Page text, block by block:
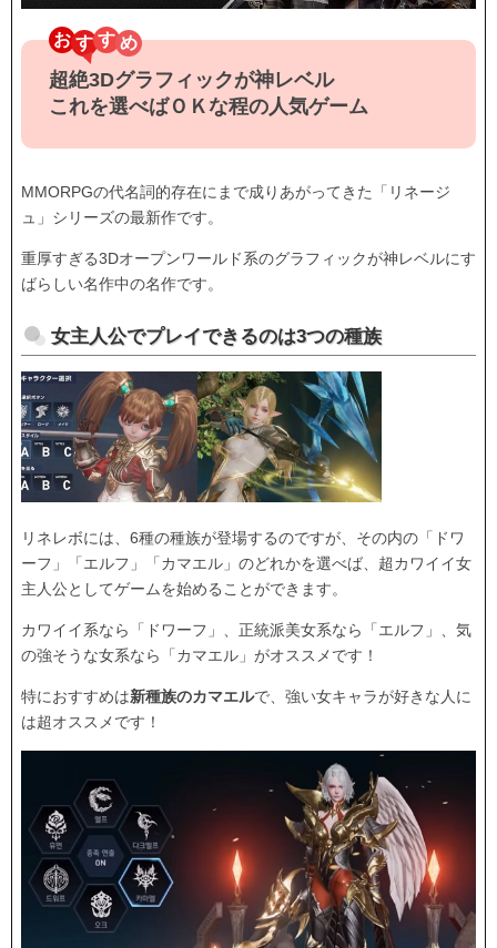
お す
超絶3Dグラフィックが神レベル
これを選べばＯＫな程の人気ゲーム
MMORPGの代名詞的存在にまで成りあがってきた「リネージ
ュ」シリーズの最新作です。
重厚すぎる3Dオープンワールド系のグラフィックが神レベルにす
ばらしい名作中の名作です。
女主人公でプレイできるのは3つの種族
リネレボには、6種の種族が登場するのですが、その内の「ドワ
ーフ」「エルフ」「カマエル」のどれかを選べば、超カワイイ女
主人公としてゲームを始めることができます。
カワイイ系なら「ドワーフ」、正統派美女系なら「エルフ」、気
の強そうな女系なら「カマエル」がオススメです！
特におすすめは新種族のカマエルで、強い女キャラが好きな人に
は超オススメです！